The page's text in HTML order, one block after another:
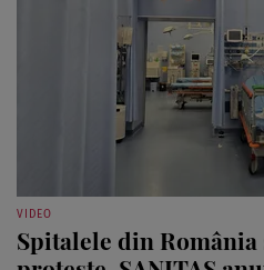
VIDEO
Spitalele din România